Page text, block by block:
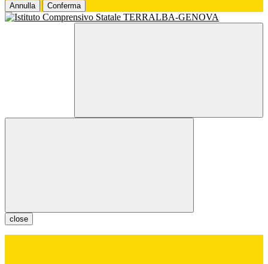
Annulla Conferma
close